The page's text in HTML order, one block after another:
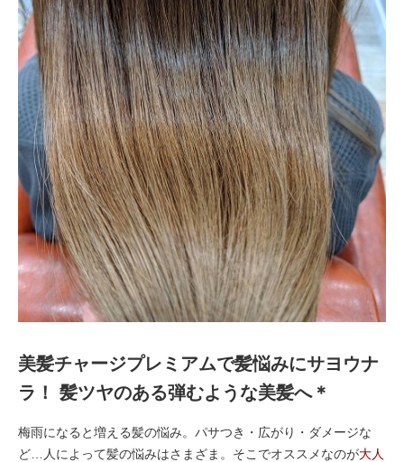
美髪チャージプレミアムで髪悩みにサヨウナ
ラ！ 髪ツヤのある弾むような美髪へ＊
梅雨になると増える髪の悩み。パサつき・広がり・ダメージな
ど…人によって髪の悩みはさまざま。そこでオススメなのが大人